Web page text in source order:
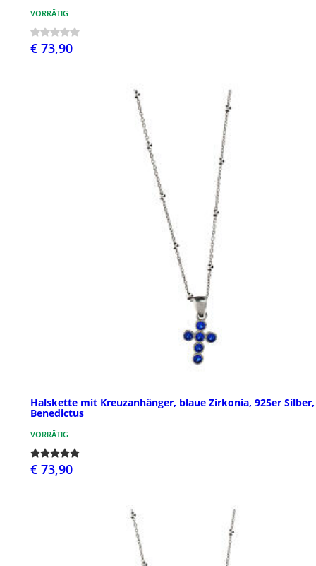
VORRÄTIG
€ 73,90
Halskette mit Kreuzanhänger, blaue Zirkonia, 925er Silber,
Benedictus
VORRÄTIG
€ 73,90